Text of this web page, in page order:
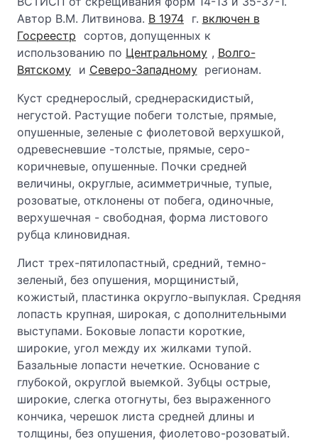
Автор В.М. Литвинова. В 1974 г. включен в
Госреестр сортов, допущенных к
использованию по Центральному , Волго-
Вятскому и Северо-Западному регионам.
Куст среднерослый, среднераскидистый,
негустой. Растущие побеги толстые, прямые,
опушенные, зеленые с фиолетовой верхушкой,
одревесневшие -толстые, прямые, серо-
коричневые, опушенные. Почки средней
величины, округлые, асимметричные, тупые,
розоватые, отклонены от побега, одиночные,
верхушечная - свободная, форма листового
рубца клиновидная.
Лист трех-пятилопастный, средний, темно-
зеленый, без опушения, морщинистый,
кожистый, пластинка округло-выпуклая. Средняя
лопасть крупная, широкая, с дополнительными
выступами. Боковые лопасти короткие,
широкие, угол между их жилками тупой.
Базальные лопасти нечеткие. Основание с
глубокой, округлой выемкой. Зубцы острые,
широкие, слегка отогнуты, без выраженного
кончика, черешок листа средней длины и
толщины, без опушения, фиолетово-розоватый.